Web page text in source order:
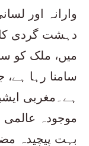
وارانہ اور
دہشت گردی کا
میں، ملک کو
سامنا رہا ہے،
ہے۔مغربی
موجودہ عالمی
بہت پیچیدہ